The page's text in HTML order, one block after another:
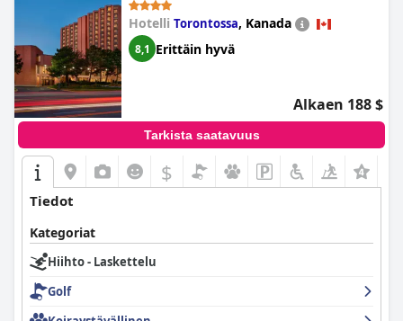
Hotelli Torontossa, Kanada
8,1 Erittäin hyvä
Alkaen 188 $
Tarkista saatavuus
$
Tiedot
Kategoriat
Hiihto - Laskettelu
Golf